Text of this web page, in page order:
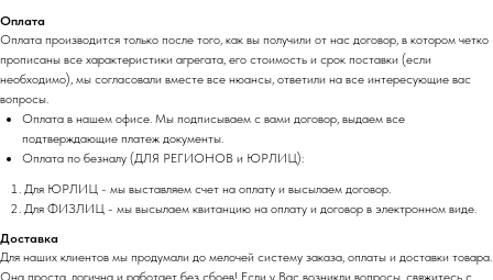
Оплата
Оплата производится только после того, как вы получили от нас договор, в котором четко
прописаны все характеристики агрегата, его стоимость и срок поставки (если
необходимо), мы согласовали вместе все нюансы, ответили на все интересующие вас
вопросы.
Оплата в нашем офисе. Мы подписываем с вами договор, выдаем все
подтверждающие платеж документы.
Оплата по безналу (ДЛЯ РЕГИОНОВ и ЮРЛИЦ):
Для ЮРЛИЦ - мы выставляем счет на оплату и высылаем договор.
Для ФИЗЛИЦ - мы высылаем квитанцию на оплату и договор в электронном виде.
Доставка
Для наших клиентов мы продумали до мелочей систему заказа, оплаты и доставки товара.
Она проста, логична и работает без сбоев! Если у Вас возникли вопросы, свяжитесь с